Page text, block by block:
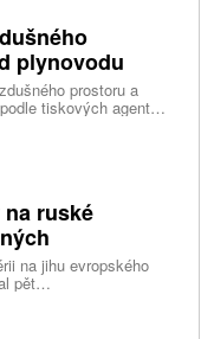
plynovodu
prostoru a
tiskových agentur
nesl velké množství
ruské
na jihu evropského
pět
kraje. Další dva lidi
Lipecké oblasti